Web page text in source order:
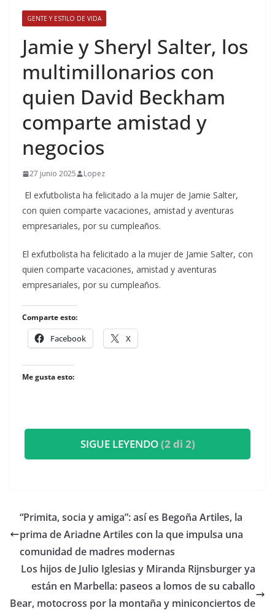
GENTE Y ESTILO DE VIDA
​Jamie y Sheryl Salter, los
multimillonarios con
quien David Beckham
comparte amistad y
negocios
27 junio 2025 Lopez
El exfutbolista ha felicitado a la mujer de Jamie Salter,
con quien comparte vacaciones, amistad y aventuras
empresariales, por su cumpleaños.
​El exfutbolista ha felicitado a la mujer de Jamie Salter, con
quien comparte vacaciones, amistad y aventuras
empresariales, por su cumpleaños.
Comparte esto:
Facebook X
Me gusta esto:
SIGUE LEYENDO(2 di 2)
​“Primita, socia y amiga”: así es Begoña Artiles, la
prima de Ariadne Artiles con la que impulsa una
comunidad de madres modernas
​Los hijos de Julio Iglesias y Miranda Rijnsburger ya
están en Marbella: paseos a lomos de su caballo
Bear, motocross por la montaña y miniconciertos de